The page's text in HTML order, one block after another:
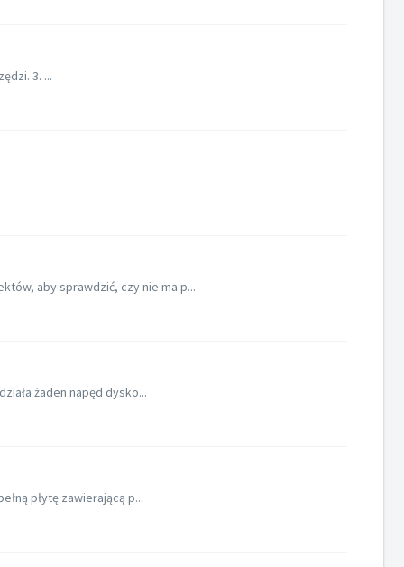
3. ...
aby sprawdzić, czy nie ma p...
żaden napęd dysko...
płytę zawierającą p...